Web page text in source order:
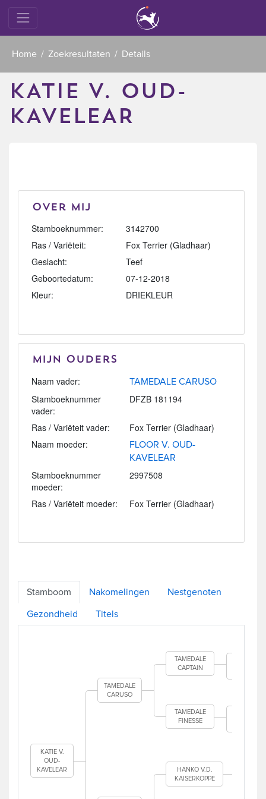
Home Zoekresultaten Details
KATIE V. OUD-
KAVELEAR
Over mij
Stamboeknummer:
3142700
Ras / Variëteit:
Fox Terrier (Gladhaar)
Geslacht:
Teef
Geboortedatum:
07-12-2018
Kleur:
DRIEKLEUR
Mijn Ouders
Naam vader: TAMEDALE CARUSO
Stamboeknummer
vader:
DFZB 181194
Ras / Variëteit vader:
Fox Terrier (Gladhaar)
Naam moeder:
FLOOR V. OUD-
KAVELEAR
Stamboeknummer
moeder:
2997508
Ras / Variëteit moeder: Fox Terrier (Gladhaar)
Stamboom Nakomelingen Nestgenoten
Gezondheid Titels
KATIE V.
OUD-
KAVELEAR
TAMEDALE
CARUSO
TAMEDALE
CAPTAIN
TAMEDALE
FINESSE
HANKO V.D.
KAISERKOPPE